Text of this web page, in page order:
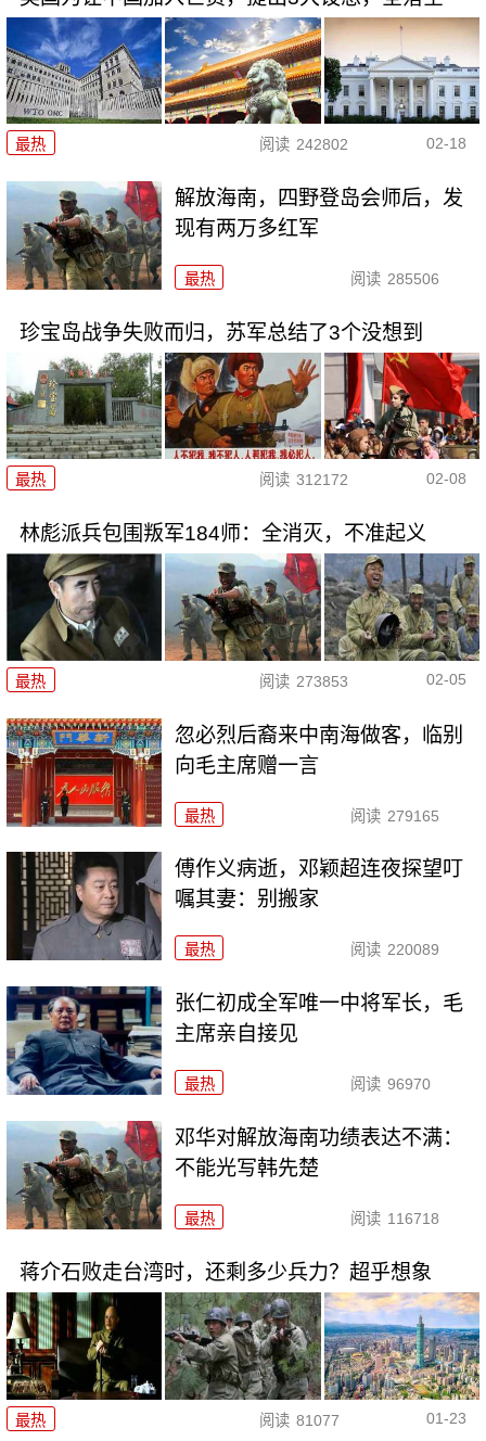
最热 阅读 242802 02-18
解放海南，四野登岛会师后，发
现有两万多红军
最热 阅读 285506
珍宝岛战争失败而归，苏军总结了3个没想到
最热 阅读 312172 02-08
林彪派兵包围叛军184师：全消灭，不准起义
最热 阅读 273853 02-05
忽必烈后裔来中南海做客，临别
向毛主席赠一言
最热 阅读 279165
傅作义病逝，邓颖超连夜探望叮
嘱其妻：别搬家
最热 阅读 220089
张仁初成全军唯一中将军长，毛
主席亲自接见
最热 阅读 96970
邓华对解放海南功绩表达不满：
不能光写韩先楚
最热 阅读 116718
蒋介石败走台湾时，还剩多少兵力？超乎想象
最热 阅读 81077 01-23